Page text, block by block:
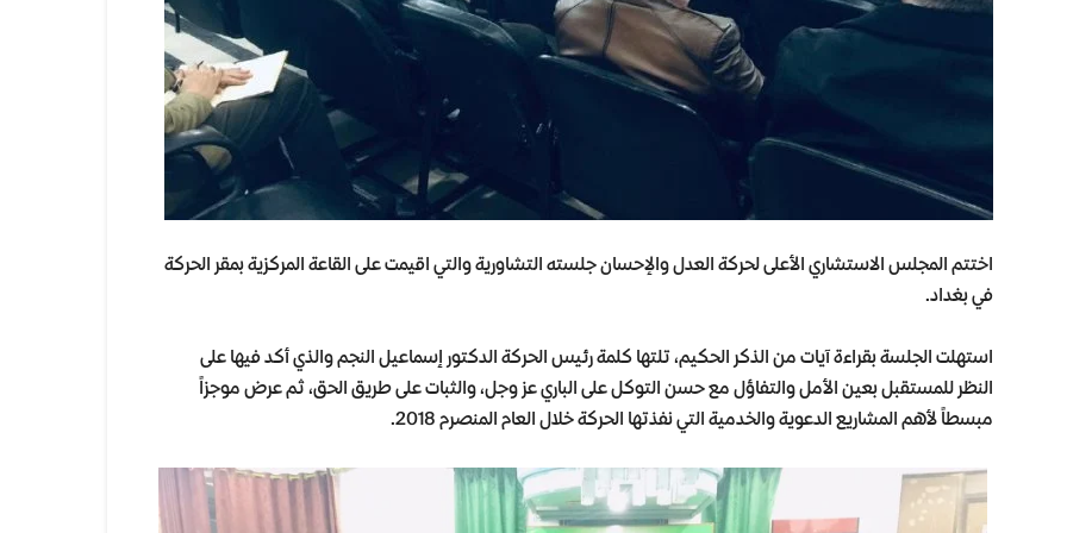
اختتم المجلس الاستشاري الأعلى لحركة العدل والإحسان جلسته التشاورية والتي اقيمت على القاعة المركزية بمقر الحركة
في بغداد.
استهلت الجلسة بقراءة آيات من الذكر الحكيم، تلتها كلمة رئيس الحركة الدكتور إسماعيل النجم والذي أكد فيها على
النظر للمستقبل بعين الأمل والتفاؤل مع حسن التوكل على الباري عز وجل، والثبات على طريق الحق، ثم عرض موجزاً
مبسطاً لأهم المشاريع الدعوية والخدمية التي نفذتها الحركة خلال العام المنصرم 2018.